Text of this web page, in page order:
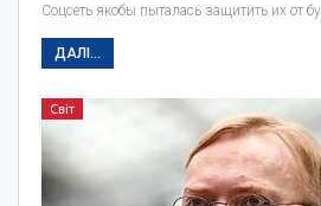
Соцсеть якобы пыталась защитить их от
ДАЛІ...
Світ